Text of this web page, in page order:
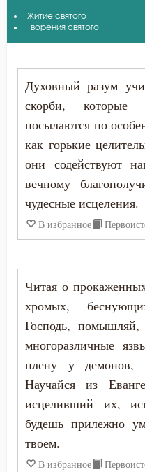
Атеизм
Безмолвие
Бесстрастие
Бесы
Благоговение
Благодарность
Ближний
Бог
Богатство
Богопознание
Богородица
Амвросий Оптинский
Антоний Великий
Антоний Оптинский
Варсонофий
Василий Великий
Григорий Палама
Ефрем Сирин
Игнатий Брянчанинов
Иоанн Златоуст
Иоанн Лествичник
Иосиф Оптинский
Исаак Сирин
Житие святого
Творения святого
Духовный разум
скорби, которые
посылаются по
как горькие
они содействуют
вечному
чудесные исцеления.
В избранное
Читая о
хромых,
Господь,
многоразличные
плену у демонов,
Научайся из
исцеливший их,
будешь прилежно
твоем.
В избранное